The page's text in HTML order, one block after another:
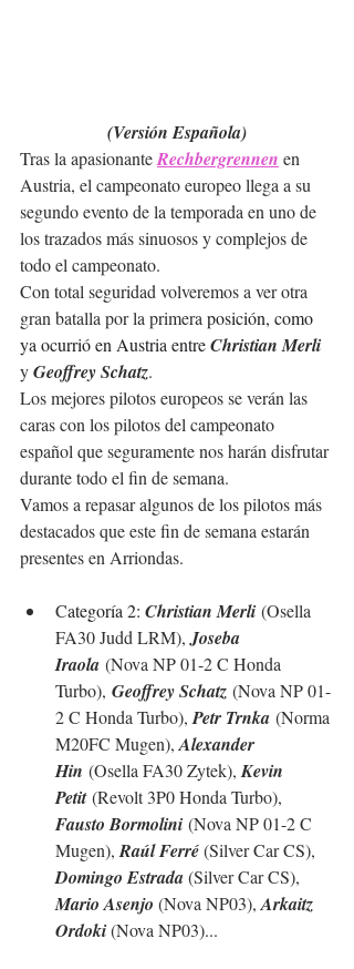
(Versión Española)
Tras la apasionante Rechbergrennen en
Austria, el campeonato europeo llega a su
segundo evento de la temporada en uno de
los trazados más sinuosos y complejos de
todo el campeonato.
Con total seguridad volveremos a ver otra
gran batalla por la primera posición, como
ya ocurrió en Austria entre Christian Merli
y Geoffrey Schatz.
Los mejores pilotos europeos se verán las
caras con los pilotos del campeonato
español que seguramente nos harán disfrutar
durante todo el fin de semana.
Vamos a repasar algunos de los pilotos más
destacados que este fin de semana estarán
presentes en Arriondas.
Categoría 2: Christian Merli (Osella
FA30 Judd LRM), Joseba
Iraola (Nova NP 01-2 C Honda
Turbo), Geoffrey Schatz (Nova NP 01-
2 C Honda Turbo), Petr Trnka (Norma
M20FC Mugen), Alexander
Hin (Osella FA30 Zytek), Kevin
Petit (Revolt 3P0 Honda Turbo),
Fausto Bormolini (Nova NP 01-2 C
Mugen), Raúl Ferré(Silver Car CS),
Domingo Estrada (Silver Car CS),
Mario Asenjo (Nova NP03), Arkaitz
Ordoki (Nova NP03)...